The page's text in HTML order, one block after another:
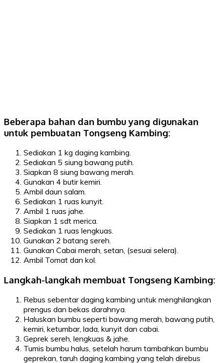
Beberapa bahan dan bumbu yang digunakan
untuk pembuatan Tongseng Kambing:
Sediakan 1 kg daging kambing.
Sediakan 5 siung bawang putih.
Siapkan 8 siung bawang merah.
Gunakan 4 butir kemiri.
Ambil daun salam.
Sediakan 1 ruas kunyit.
Ambil 1 ruas jahe.
Siapkan 1 sdt merica.
Sediakan 1 ruas lengkuas.
Gunakan 2 batang sereh.
Gunakan Cabai merah, setan, (sesuai selera).
Ambil Tomat dan kol.
Langkah-langkah membuat Tongseng Kambing:
Rebus sebentar daging kambing untuk menghilangkan
prengus dan bekas darahnya.
Haluskan bumbu seperti bawang merah, bawang putih,
kemiri, ketumbar, lada, kunyit dan cabai.
Geprek sereh, lengkuas & jahe.
Tumis bumbu halus, setelah harum tambahkan bumbu
geprekan, taruh daging kambing yang telah direbus